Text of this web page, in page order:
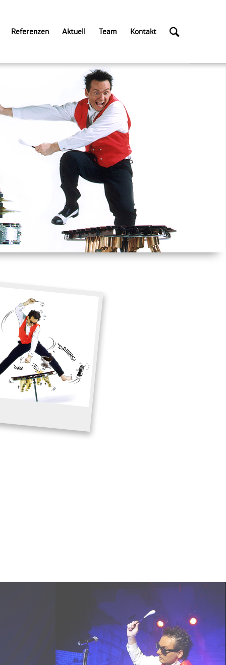
Referenzen Aktuell Team Kontakt